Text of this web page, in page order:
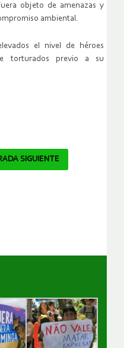
objeto de amenazas y
ambiental.
el nivel de héroes
torturados previo a su
SIGUIENTE